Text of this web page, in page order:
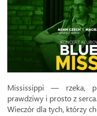
Mississippi — rzeka,
prawdziwy i prosto z serca.
Wieczór dla tych, którzy